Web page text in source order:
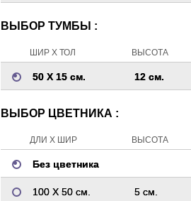
ВЫБОР ТУМБЫ :
ШИР Х ТОЛ ВЫСОТА
50 Х 15 см. 12 см.
ВЫБОР ЦВЕТНИКА :
ДЛИ Х ШИР ВЫСОТА
Без цветника
100 Х 50 см. 5 см.